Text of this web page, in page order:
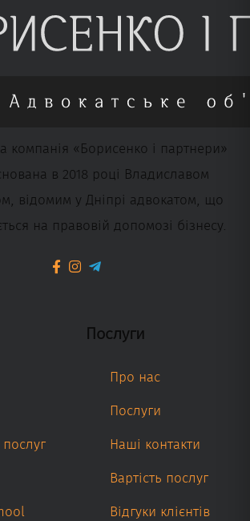
компанія «Борисенко і партнери»
в 2018 році Владиславом
відомим у Дніпрі адвокатом, що
на правовій допомозі бізнесу.
послуг
Послуги
Про нас
Послуги
Наші контакти
Вартість послуг
Відгуки клієнтів